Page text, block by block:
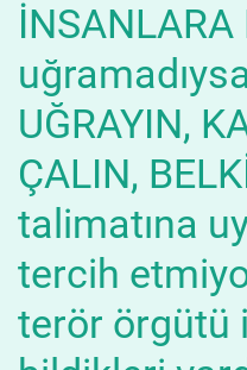
İNSANLARA
UĞRAYIN,
ÇALIN,
talimatına
tercih
terör örgütü